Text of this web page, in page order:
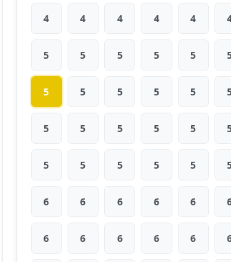
4 4 4 4 4
5 5 5 5 5
5 5 5 5 5
5 5 5 5 5
5 5 5 5 5
6 6 6 6 6
6 6 6 6 6